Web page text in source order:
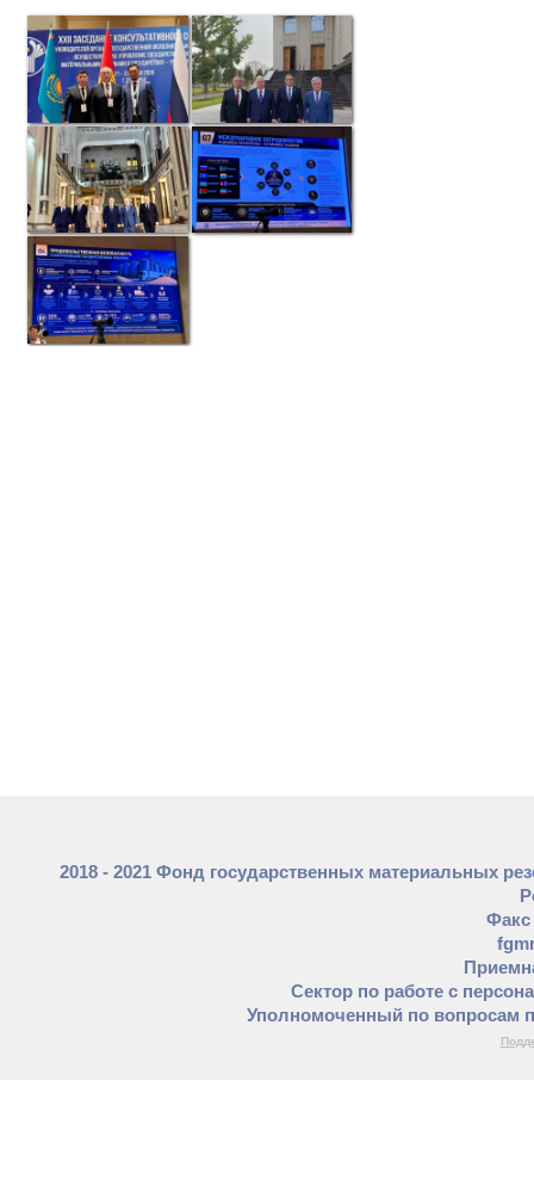
2018 - 2021 Фонд государственных материальных
Факс
Сектор по работе с
Уполномоченный по вопросам